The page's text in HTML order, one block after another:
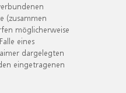
(zusammen
möglicherweise
eines
dargelegten
eingetragenen